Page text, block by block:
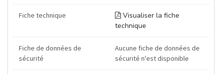
Fiche technique
Visualiser la fiche
technique
Fiche de données de
sécurité
Aucune fiche de données de
sécurité n'est disponible